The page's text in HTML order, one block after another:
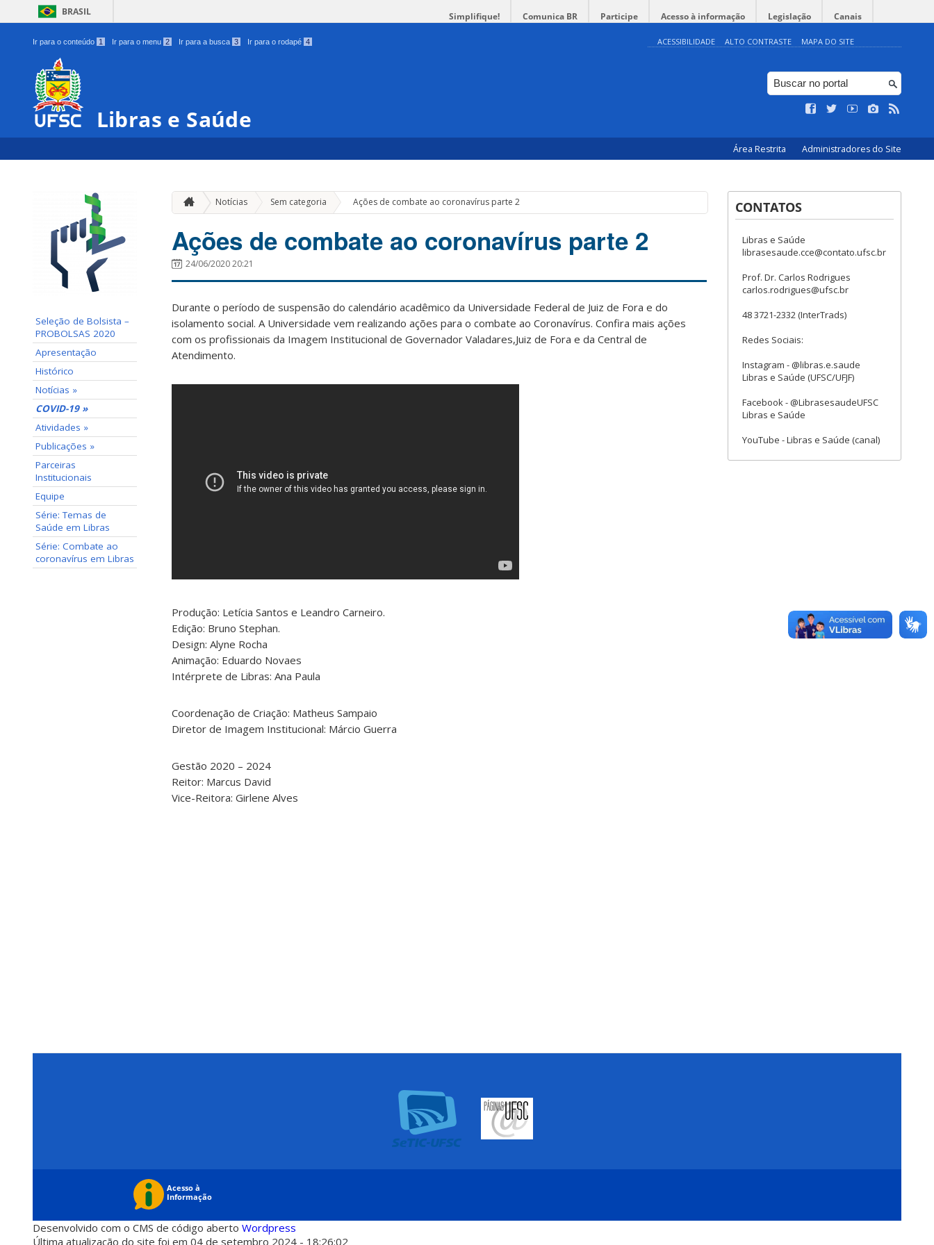
BRASIL Simplifique! Comunica BR Participe Acesso à informação Legislação Canais
Ir para o conteúdo 1 Ir para o menu 2 Ir para a busca 3 Ir para o rodapé 4 ACESSIBILIDADE ALTO CONTRASTE MAPA DO SITE
Libras e Saúde
Área Restrita Administradores do Site
Seleção de Bolsista –
PROBOLSAS 2020
Apresentação
Histórico
Notícias »
COVID-19 »
Atividades »
Publicações »
Parceiras
Institucionais
Equipe
Série: Temas de
Saúde em Libras
Série: Combate ao
coronavírus em Libras
Notícias Sem categoria » Ações de combate ao coronavírus parte 2
Ações de combate ao coronavírus parte 2
24/06/2020 20:21
Durante o período de suspensão do calendário acadêmico da Universidade Federal de Juiz de Fora e do
isolamento social. A Universidade vem realizando ações para o combate ao Coronavírus. Confira mais ações
com os profissionais da Imagem Institucional de Governador Valadares,Juiz de Fora e da Central de
Atendimento.
Produção: Letícia Santos e Leandro Carneiro.
Edição: Bruno Stephan.
Design: Alyne Rocha
Animação: Eduardo Novaes
Intérprete de Libras: Ana Paula
Coordenação de Criação: Matheus Sampaio
Diretor de Imagem Institucional: Márcio Guerra
Gestão 2020 – 2024
Reitor: Marcus David
Vice-Reitora: Girlene Alves
CONTATOS
Libras e Saúde
librasesaude.cce@contato.ufsc.br
Prof. Dr. Carlos Rodrigues
carlos.rodrigues@ufsc.br
48 3721-2332 (InterTrads)
Redes Sociais:
Instagram - @libras.e.saude
Libras e Saúde (UFSC/UFJF)
Facebook - @LibrasesaudeUFSC
Libras e Saúde
YouTube - Libras e Saúde (canal)
Desenvolvido com o CMS de código aberto Wordpress
Última atualização do site foi em 04 de setembro 2024 - 18:26:02